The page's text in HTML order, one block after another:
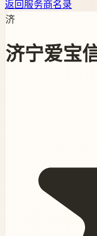
返回服务商名录
济
济宁爱宝